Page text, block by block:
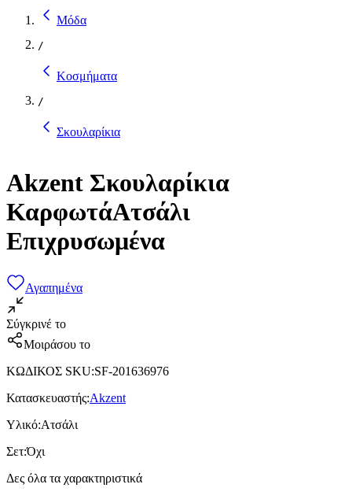
Μόδα
/
Κοσμήματα
/
Σκουλαρίκια
Akzent Σκουλαρίκια
ΚαρφωτάΑτσάλι
Επιχρυσωμένα
Αγαπημένα
Σύγκρινέ το
Μοιράσου το
ΚΩΔΙΚΟΣ SKU:SF-201636976
Κατασκευαστής:Akzent
Υλικό:Ατσάλι
Σετ:Όχι
Δες όλα τα χαρακτηριστικά